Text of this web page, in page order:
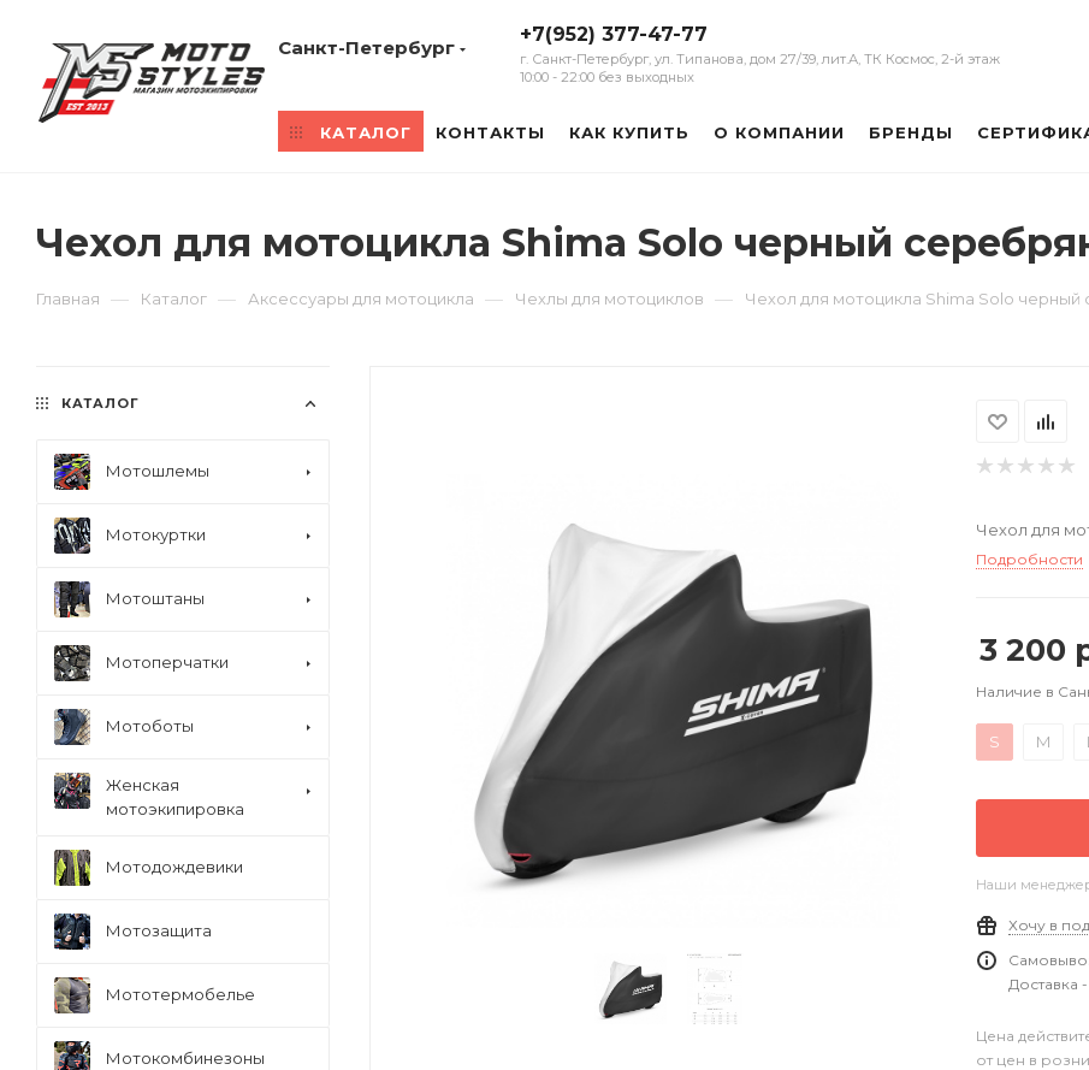
Санкт-Петербург
+7(952) 377-47-77
г. Санкт-Петербург, ул. Типанова, дом 27/39, лит.А, ТК Космос, 2-й этаж
10:00 - 22:00 без выходных
КАТАЛОГ КОНТАКТЫ КАК КУПИТЬ О КОМПАНИИ БРЕНДЫ
Чехол для мотоцикла Shima Solo черный
Главная — Каталог — Аксессуары для мотоцикла — Чехлы для мотоциклов — Чехол для мотоцикла Shima Solo
Чехол для
Подробности
3 200
Наличие в
S M L
Наши
Хочу в
Доставка
Цена
от цен в
КАТАЛОГ
Мотошлемы
Мотокуртки
Мотоштаны
Мотоперчатки
Мотоботы
Женская
мотоэкипировка
Мотодождевики
Мотозащита
Мототермобелье
Мотокомбинезоны